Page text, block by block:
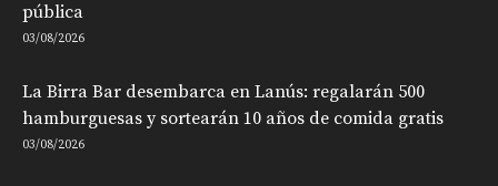
pública
03/08/2026
La Birra Bar desembarca en Lanús: regalarán 500
hamburguesas y sortearán 10 años de comida gratis
03/08/2026